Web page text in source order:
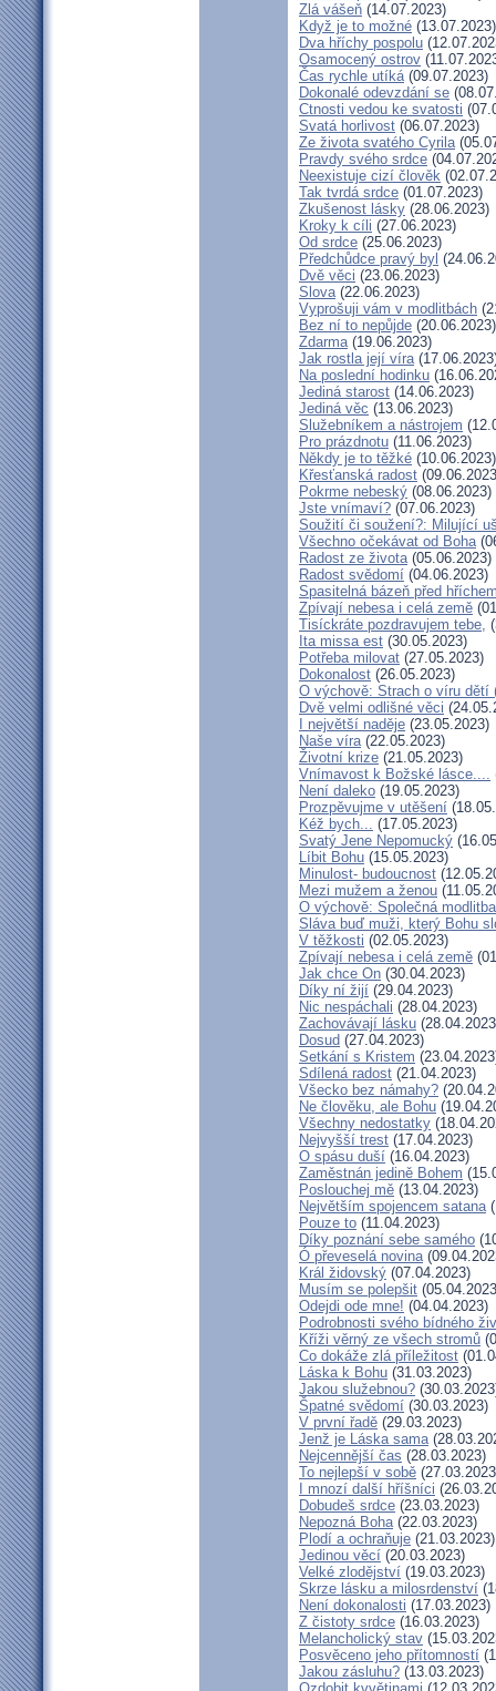
Zlá vášeň (14.07.2023)
Když je to možné (13.07.2023)
Dva hříchy pospolu
Osamocený ostrov
Čas rychle utíká(09.07.2023)
Dokonalé odevzdání se
Ctnosti vedou ke svatosti
Svatá horlivost (06.07.2023)
Ze života svatého Cyrila
Pravdy svého srdce
Neexistuje cizí člověk
Tak tvrdá srdce (01.07.2023)
Zkušenost lásky (28.06.2023)
Kroky k cíli (27.06.2023)
Od srdce (25.06.2023)
Předchůdce pravý byl
Dvě věci (23.06.2023)
Slova(22.06.2023)
Vyprošuji vám v modlitbách
Bez ní to nepůjde (20.06.2023)
Zdarma(19.06.2023)
Jak rostla její víra
Na poslední hodinku
Jediná starost (14.06.2023)
Jediná věc (13.06.2023)
Služebníkem a nástrojem
Pro prázdnotu (11.06.2023)
Někdy je to těžké (10.06.2023)
Křesťanská radost
Pokrme nebeský (08.06.2023)
Jste vnímaví? (07.06.2023)
Soužití či soužení?: Milující
Všechno očekávat od Boha
Radost ze života(05.06.2023)
Radost svědomí (04.06.2023)
Spasitelná bázeň před
Zpívají nebesa i celá země
Tisíckráte pozdravujem tebe,
Ita missa est (30.05.2023)
Potřeba milovat (27.05.2023)
Dokonalost (26.05.2023)
O výchově: Strach o víru dětí
Dvě velmi odlišné věci
I největší naděje (23.05.2023)
Naše víra(22.05.2023)
Životní krize (21.05.2023)
Vnímavost k Božské lásce....
Není daleko (19.05.2023)
Prozpěvujme v utěšení
Kéž bych... (17.05.2023)
Svatý Jene Nepomucký
Líbit Bohu (15.05.2023)
Minulost- budoucnost
Mezi mužem a ženou
O výchově: Společná
Sláva buď muži, který Bohu
V těžkosti (02.05.2023)
Zpívají nebesa i celá země
Jak chce On (30.04.2023)
Díky ní žijí (29.04.2023)
Nic nespáchali (28.04.2023)
Zachovávají lásku
Dosud (27.04.2023)
Setkání s Kristem
Sdílená radost (21.04.2023)
Všecko bez námahy?
Ne člověku, ale Bohu
Všechny nedostatky
Nejvyšší trest (17.04.2023)
O spásu duší (16.04.2023)
Zaměstnán jedině Bohem
Poslouchej mě (13.04.2023)
Největším spojencem satana
Pouze to (11.04.2023)
Díky poznání sebe samého
Ó převeselá novina
Král židovský (07.04.2023)
Musím se polepšit
Odejdi ode mne! (04.04.2023)
Podrobnosti svého bídného
Kříži věrný ze všech stromů
Co dokáže zlá příležitost
Láska k Bohu (31.03.2023)
Jakou služebnou?
Špatné svědomí (30.03.2023)
V první řadě (29.03.2023)
Jenž je Láska sama
Nejcennější čas (28.03.2023)
To nejlepší v sobě
I mnozí další hříšníci
Dobudeš srdce (23.03.2023)
Nepozná Boha(22.03.2023)
Plodí a ochraňuje (21.03.2023)
Jedinou věcí (20.03.2023)
Velké zlodějství (19.03.2023)
Skrze lásku a milosrdenství
Není dokonalosti (17.03.2023)
Z čistoty srdce (16.03.2023)
Melancholický stav
Posvěceno jeho přítomností
Jakou zásluhu? (13.03.2023)